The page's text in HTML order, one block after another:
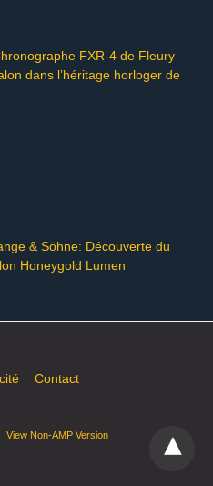
FXR-4 de Fleury
dans l’héritage horloger de
& Söhne: Découverte du
Honeygold Lumen
Contact
View Non-AMP Version